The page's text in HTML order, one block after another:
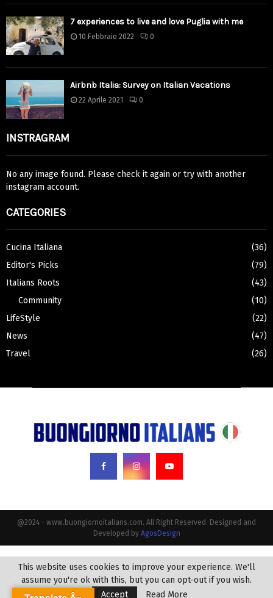
7 experiences to live and love Puglia with me
10 Febbraio 2022 0
Airbnb Italia: Survey on Italian Vacations
22 Aprile 2021 0
INSTRAGRAM
No any image found. Please check it again or try with another
instagram account.
CATEGORIES
Cucina Italiana
(36)
Editor's Picks
(79)
Italians Roots
(43)
Community
(10)
LifeStyle
(22)
News
(47)
Travel
(26)
@2024 - www.buongiornoitalians.com. All Right Reserved. Designed and
Developed by AgosDesign
This website uses cookies to improve your experience. We'll
assume you're ok with this, but you can opt-out if you wish.
Accept
Read More